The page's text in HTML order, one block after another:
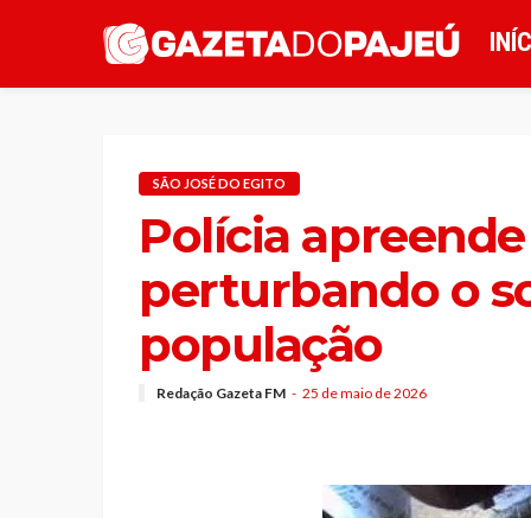
SÃO JOSÉ DO EGITO
Polícia
perturbando o
população
Redação Gazeta FM 25 de maio de 2026